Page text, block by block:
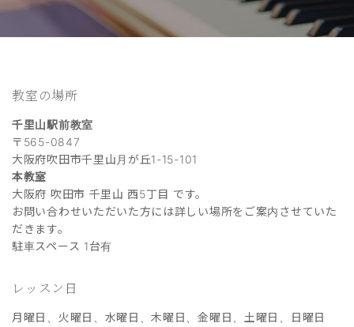
教室の場所
千里山駅前教室
〒565-0847
大阪府吹田市千里山月が丘1-15-101
本教室
大阪府 吹田市 千里山 西5丁目 です。
お問い合わせいただいた方には詳しい場所をご案内させていた
だきます。
駐車スペース 1台有
レッスン日
月曜日、火曜日、水曜日、木曜日、金曜日、土曜日、日曜日